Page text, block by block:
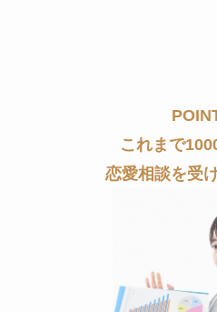
これまで
恋愛相談を受